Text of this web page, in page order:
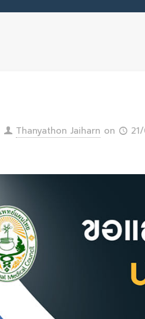
Thanyathon Jaiharn on